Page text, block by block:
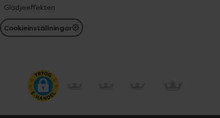
Glädjeeffekten
Cookieinställningar